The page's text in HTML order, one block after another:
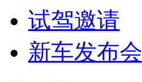
试驾邀请
新车发布会